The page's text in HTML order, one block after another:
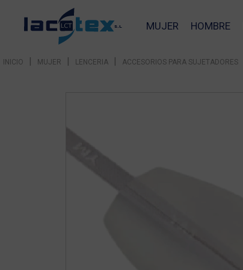
MUJER HOMBRE
INICIO | MUJER | LENCERIA | ACCESORIOS PARA SUJETADORES